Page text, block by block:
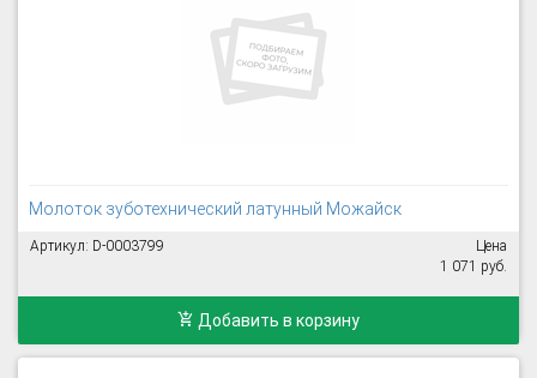
Молоток зуботехнический латунный Можайск
Артикул: D-0003799
Цена
1 071 руб.
Добавить в корзину